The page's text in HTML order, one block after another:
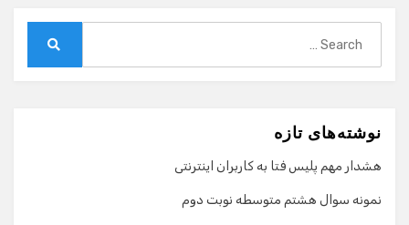
نوشته‌های تازه
هشدار مهم پلیس فتا به کاربران اینترنتی
نمونه سوال هشتم متوسطه نوبت دوم